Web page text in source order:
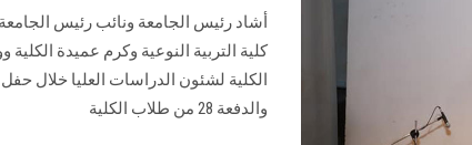
أشاد رئيس الجامعة ونائب رئيس
كلية التربية النوعية وكرم عميدة
الكلية لشئون الدراسات العليا خلال
والدفعة 28 من طلاب الكلية